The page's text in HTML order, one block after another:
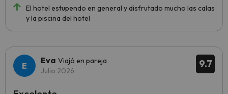
El hotel estupendo en general y disfrutado mucho las calas
y la piscina del hotel
9.7
Eva Viajó en pareja
Julio 2026